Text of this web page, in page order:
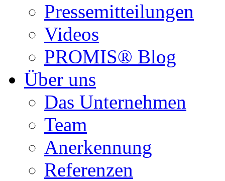
Pressemitteilungen
Videos
PROMIS® Blog
Über uns
Das Unternehmen
Team
Anerkennung
Referenzen